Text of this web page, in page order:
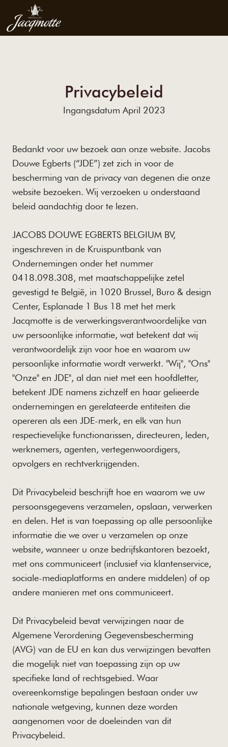
Privacybeleid
Ingangsdatum April 2023
Bedankt voor uw bezoek aan onze website. Jacobs
Douwe Egberts (“JDE”) zet zich in voor de
bescherming van de privacy van degenen die onze
website bezoeken. Wij verzoeken u onderstaand
beleid aandachtig door te lezen.
JACOBS DOUWE EGBERTS BELGIUM BV,
ingeschreven in de Kruispuntbank van
Ondernemingen onder het nummer
0418.098.308, met maatschappelijke zetel
gevestigd te België, in 1020 Brussel, Buro & design
Center, Esplanade 1 Bus 18 met het merk
Jacqmotte is de verwerkingsverantwoordelijke van
uw persoonlijke informatie, wat betekent dat wij
verantwoordelijk zijn voor hoe en waarom uw
persoonlijke informatie wordt verwerkt. "Wij", "Ons"
"Onze" en JDE", al dan niet met een hoofdletter,
betekent JDE namens zichzelf en haar gelieerde
ondernemingen en gerelateerde entiteiten die
opereren als een JDE-merk, en elk van hun
respectievelijke functionarissen, directeuren, leden,
werknemers, agenten, vertegenwoordigers,
opvolgers en rechtverkrijgenden.
Dit Privacybeleid beschrijft hoe en waarom we uw
persoonsgegevens verzamelen, opslaan, verwerken
en delen. Het is van toepassing op alle persoonlijke
informatie die we over u verzamelen op onze
website, wanneer u onze bedrijfskantoren bezoekt,
met ons communiceert (inclusief via klantenservice,
sociale-mediaplatforms en andere middelen) of op
andere manieren met ons communiceert.
Dit Privacybeleid bevat verwijzingen naar de
Algemene Verordening Gegevensbescherming
(AVG) van de EU en kan dus verwijzingen bevatten
die mogelijk niet van toepassing zijn op uw
specifieke land of rechtsgebied. Waar
overeenkomstige bepalingen bestaan ​​onder uw
nationale wetgeving, kunnen deze worden
aangenomen voor de doeleinden van dit
Privacybeleid.